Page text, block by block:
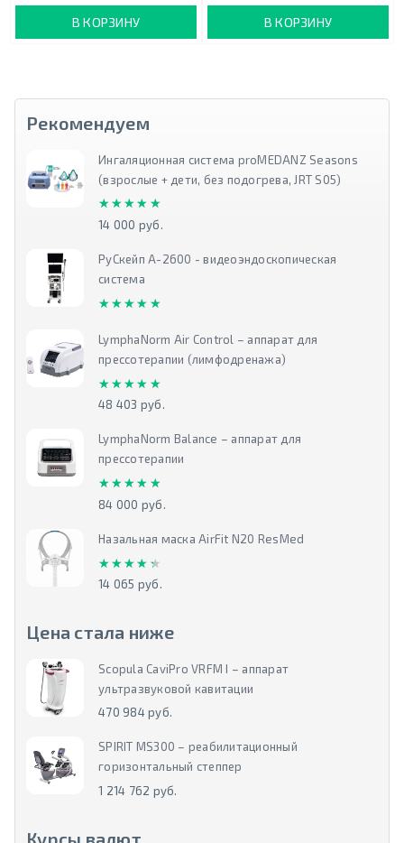
В КОРЗИНУ В КОРЗИНУ
Рекомендуем
Ингаляционная система proMEDANZ Seasons
(взрослые + дети, без подогрева, JRT S05)
★★★★★
★★★★★
14 000 руб.
РуСкейп А-2600 - видеоэндоскопическая
система
★★★★★
★★★★★
LymphaNorm Air Control – аппарат для
прессотерапии (лимфодренажа)
★★★★★
★★★★★
48 403 руб.
LymphaNorm Balance – аппарат для
прессотерапии
★★★★★
★★★★★
84 000 руб.
Назальная маска AirFit N20 ResMed
★★★★★
★★★★★
14 065 руб.
Цена стала ниже
Scopula CaviPro VRFM I – аппарат
ультразвуковой кавитации
470 984 руб.
SPIRIT MS300 – реабилитационный
горизонтальный степпер
1 214 762 руб.